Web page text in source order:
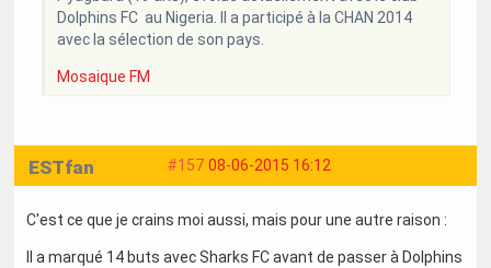
Dolphins FC au Nigeria. Il a participé à la CHAN 2014
avec la sélection de son pays.
Mosaique FM
#157 08-06-2015 16:12
ESTfan
C'est ce que je crains moi aussi, mais pour une autre raison :
Il a marqué 14 buts avec Sharks FC avant de passer à Dolphins